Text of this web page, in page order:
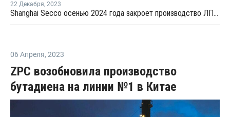
22 Декабря, 2023
Shanghai Secco осенью 2024 года закроет производство ЛПНП в Шанхае на ремонт
06 Апреля, 2023
ZPC возобновила производство
бутадиена на линии №1 в Китае